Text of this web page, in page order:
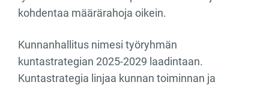
kohdentaa määrärahoja oikein.
Kunnanhallitus nimesi työryhmän
kuntastrategian 2025-2029 laadintaan.
Kuntastrategia linjaa kunnan toiminnan ja